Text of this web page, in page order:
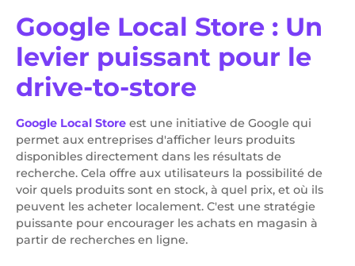
Google Local Store : Un
levier puissant pour le
drive-to-store
Google Local Store est une initiative de Google qui
permet aux entreprises d'afficher leurs produits
disponibles directement dans les résultats de
recherche. Cela offre aux utilisateurs la possibilité de
voir quels produits sont en stock, à quel prix, et où ils
peuvent les acheter localement. C'est une stratégie
puissante pour encourager les achats en magasin à
partir de recherches en ligne.